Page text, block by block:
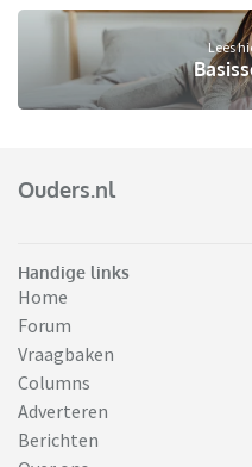
Lees
Ouders.nl
Handige links
Home
Forum
Vraagbaken
Columns
Adverteren
Berichten